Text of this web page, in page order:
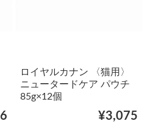
ロイヤルカナン 〈猫用〉
ニュータードケア パウチ
85g×12個
¥3,075